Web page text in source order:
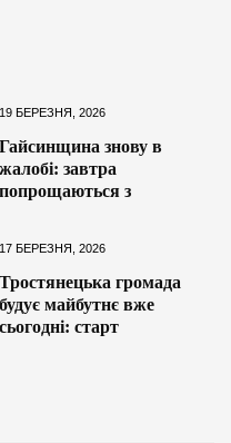
19 БЕРЕЗНЯ, 2026
Гайсинщина знову в
жалобі: завтра
попрощаються з
17 БЕРЕЗНЯ, 2026
Тростянецька громада
будує майбутнє вже
сьогодні: старт